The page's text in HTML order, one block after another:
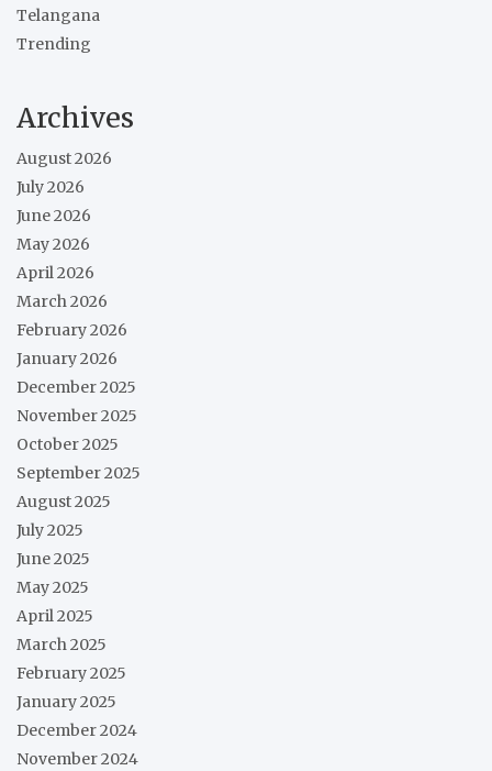
Telangana
Trending
Archives
August 2026
July 2026
June 2026
May 2026
April 2026
March 2026
February 2026
January 2026
December 2025
November 2025
October 2025
September 2025
August 2025
July 2025
June 2025
May 2025
April 2025
March 2025
February 2025
January 2025
December 2024
November 2024